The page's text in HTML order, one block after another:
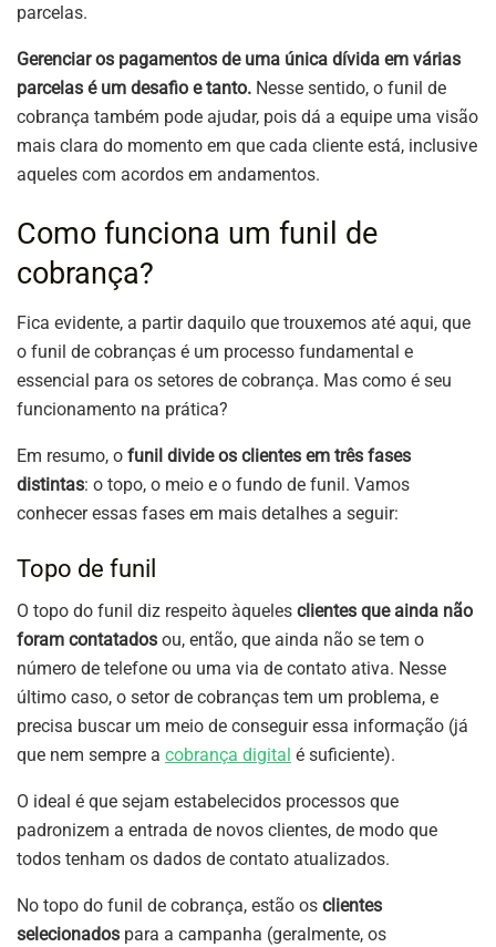
parcelas.
Gerenciar os pagamentos de uma única dívida em várias
parcelas é um desafio e tanto. Nesse sentido, o funil de
cobrança também pode ajudar, pois dá a equipe uma visão
mais clara do momento em que cada cliente está, inclusive
aqueles com acordos em andamentos.
Como funciona um funil de
cobrança?
Fica evidente, a partir daquilo que trouxemos até aqui, que
o funil de cobranças é um processo fundamental e
essencial para os setores de cobrança. Mas como é seu
funcionamento na prática?
Em resumo, o funil divide os clientes em três fases
distintas: o topo, o meio e o fundo de funil. Vamos
conhecer essas fases em mais detalhes a seguir:
Topo de funil
O topo do funil diz respeito àqueles clientes que ainda não
foram contatados ou, então, que ainda não se tem o
número de telefone ou uma via de contato ativa. Nesse
último caso, o setor de cobranças tem um problema, e
precisa buscar um meio de conseguir essa informação (já
que nem sempre a cobrança digital é suficiente).
O ideal é que sejam estabelecidos processos que
padronizem a entrada de novos clientes, de modo que
todos tenham os dados de contato atualizados.
No topo do funil de cobrança, estão os clientes
selecionados para a campanha (geralmente, os